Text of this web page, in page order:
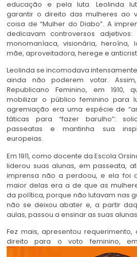
educação e pela luta. Leolinda
garantir o direito das mulheres ao
coisa de “Mulher do Diabo”. A
dedicavam controversos adjetivos:
monomaníaca, visionária,
mãe, aproveitadora, herege e
Leolinda se incomodava
ainda não poderem votar.
Republicano Feminino, em 1910,
mobilizar o público feminino para
agremiação era uma espécie de
táticas para “fazer barulho”:
passeatas e mantinha sua
europeias.
Em 1911, como docente da Escola
liderou suas alunas, em passeata,
imprensa não a perdoou, e ela foi
maior delas era a de que as
da política, porque não lutavam nas
não se deixou abater e, a partir
aulas, passou a ensinar as suas
Fez mais, apresentou
direito para o voto feminino, em